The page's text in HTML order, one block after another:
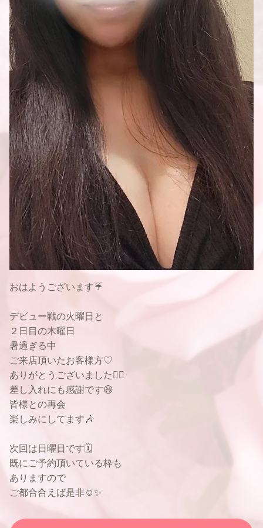
おはようございます☔
デビュー戦の火曜日と
２日目の木曜日
暑過ぎる中
ご来店頂いたお客様方♡
ありがとうございました🙇‍♂️
差し入れにも感謝です😆
皆様との再会
楽しみにしてます🎶
次回は日曜日です🗓
既にご予約頂いている枠も
ありますので
ご都合合えば是非☺️✨